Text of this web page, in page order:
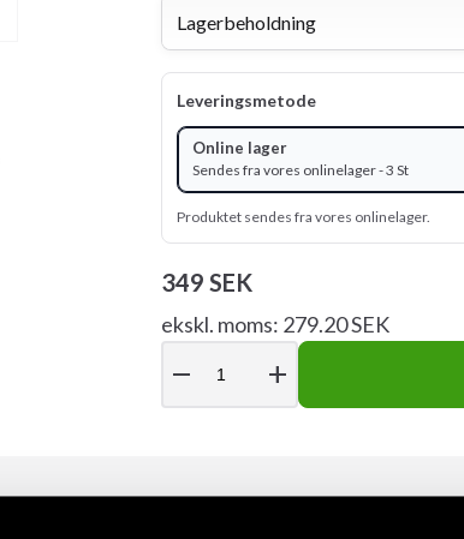
Lagerbeholdning
Leveringsmetode
Online lager
Sendes fra vores onlinelager - 3 St
Produktet sendes fra vores onlinelager.
349 SEK
ekskl. moms: 279.20 SEK
remove add